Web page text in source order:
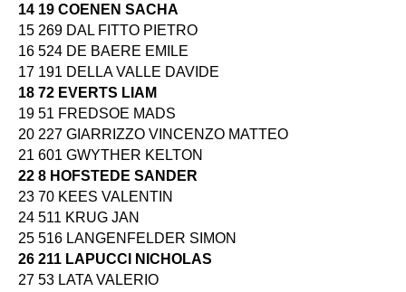
14 19 COENEN SACHA
15 269 DAL FITTO PIETRO
16 524 DE BAERE EMILE
17 191 DELLA VALLE DAVIDE
18 72 EVERTS LIAM
19 51 FREDSOE MADS
20 227 GIARRIZZO VINCENZO MATTEO
21 601 GWYTHER KELTON
22 8 HOFSTEDE SANDER
23 70 KEES VALENTIN
24 511 KRUG JAN
25 516 LANGENFELDER SIMON
26 211 LAPUCCI NICHOLAS
27 53 LATA VALERIO